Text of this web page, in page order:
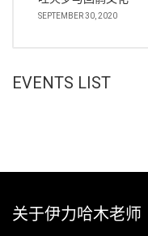
SEPTEMBER 30, 2020
EVENTS LIST
关于伊力哈木老师